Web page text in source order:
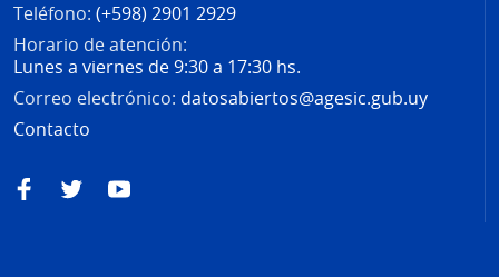
Teléfono: (+598) 2901 2929
Horario de atención:
Lunes a viernes de 9:30 a 17:30 hs.
Correo electrónico: datosabiertos@agesic.gub.uy
Contacto
FacebookTwitterYouTube